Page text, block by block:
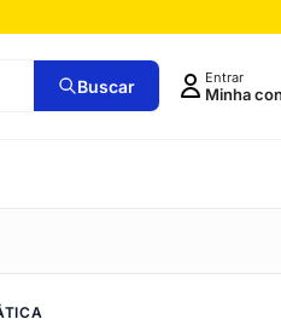
Buscar Entrar
Minha